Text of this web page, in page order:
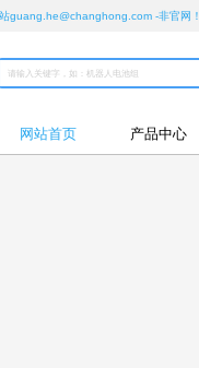
guang.he@changhong.com -非官网！
网站首页 产品中心